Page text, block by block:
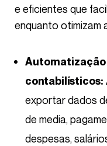
e eficientes que
enquanto otimizam
Automatização
contabilísticos:
exportar dados
de media,
despesas,